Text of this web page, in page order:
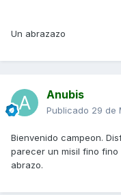
Un abrazazo
Anubis
Publicado 29 de
Bienvenido campeon.
parecer un misil fino
abrazo.